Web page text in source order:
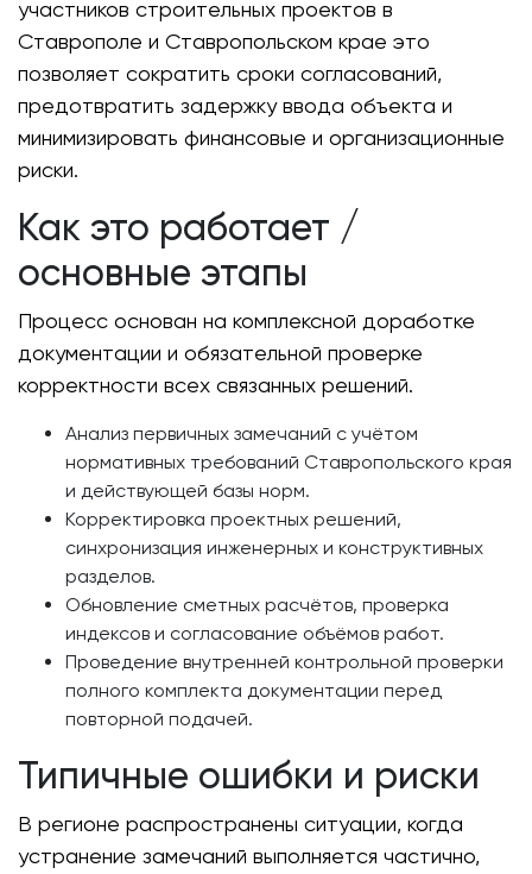
участников строительных проектов в
Ставрополе и Ставропольском крае это
позволяет сократить сроки согласований,
предотвратить задержку ввода объекта и
минимизировать финансовые и организационные
риски.
Как это работает /
основные этапы
Процесс основан на комплексной доработке
документации и обязательной проверке
корректности всех связанных решений.
Анализ первичных замечаний с учётом
нормативных требований Ставропольского края
и действующей базы норм.
Корректировка проектных решений,
синхронизация инженерных и конструктивных
разделов.
Обновление сметных расчётов, проверка
индексов и согласование объёмов работ.
Проведение внутренней контрольной проверки
полного комплекта документации перед
повторной подачей.
Типичные ошибки и риски
В регионе распространены ситуации, когда
устранение замечаний выполняется частично,